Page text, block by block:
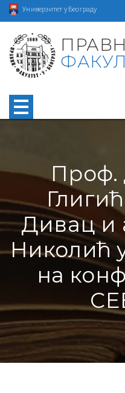
Универзитет у Београду
Проф.
Дивац и
Николић
на